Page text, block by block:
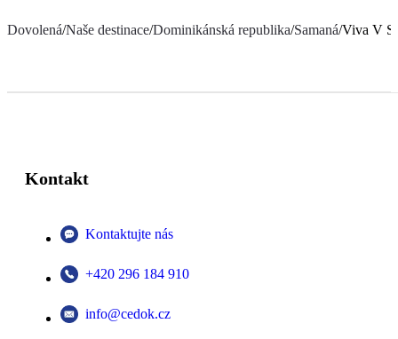
Dovolená/Naše destinace/Dominikánská republika/Samaná/Viva V
Kontakt
Kontaktujte nás
+420 296 184 910
info@cedok.cz